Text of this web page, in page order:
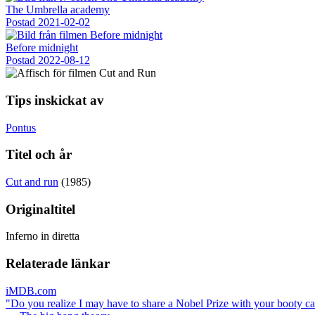
The Umbrella academy
Postad 2021-02-02
Before midnight
Postad 2022-08-12
Tips inskickat av
Pontus
Titel och år
Cut and run (1985)
Originaltitel
Inferno in diretta
Relaterade länkar
iMDB.com
"Do you realize I may have to share a Nobel Prize with your booty